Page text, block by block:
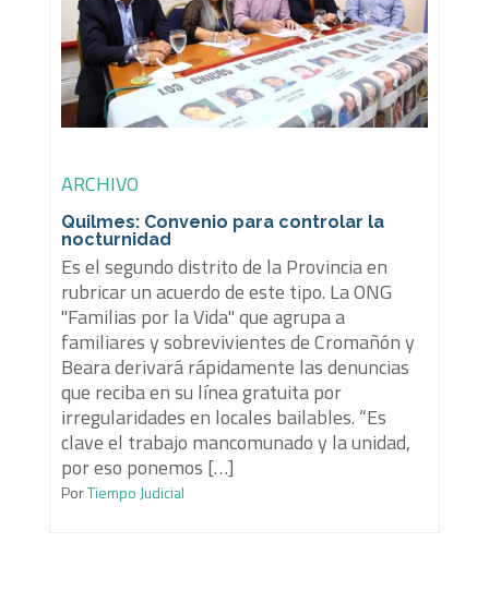
ARCHIVO
Quilmes: Convenio para controlar la
nocturnidad
Es el segundo distrito de la Provincia en
rubricar un acuerdo de este tipo. La ONG
"Familias por la Vida" que agrupa a
familiares y sobrevivientes de Cromañón y
Beara derivará rápidamente las denuncias
que reciba en su línea gratuita por
irregularidades en locales bailables. “Es
clave el trabajo mancomunado y la unidad,
por eso ponemos […]
PorTiempo Judicial